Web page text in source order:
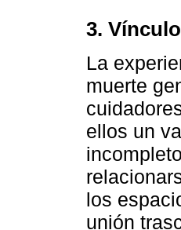
3.
La
muerte
ellos un
los
unión